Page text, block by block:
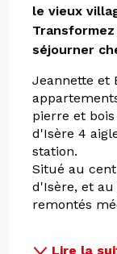
le vieux
séjourner
Jeannette et
pierre et
d'Isère 4
station.
Situé au
d'Isère, et
remontés
Lire la